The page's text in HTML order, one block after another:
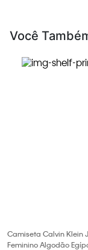
Você
Camiseta Calvin Klein
Feminino Algodão